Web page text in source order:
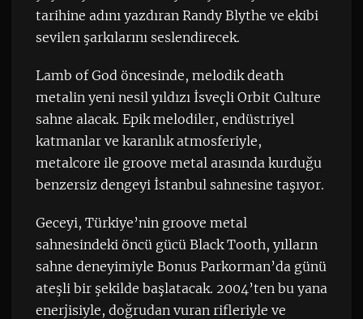
tarihine adını yazdıran Randy Blythe ve ekibi
sevilen şarkılarını seslendirecek.
Lamb of God öncesinde, melodik death
metalin yeni nesil yıldızı İsveçli Orbit Culture
sahne alacak. Epik melodiler, endüstriyel
katmanlar ve karanlık atmosferiyle,
metalcore ile groove metal arasında kurduğu
benzersiz dengeyi İstanbul sahnesine taşıyor.
Geceyi, Türkiye’nin groove metal
sahnesindeki öncü gücü Black Tooth, yılların
sahne deneyimiyle Bonus Parkorman’da günü
ateşli bir şekilde başlatacak. 2004’ten bu yana
enerjisiyle, doğrudan vuran rifleriyle ve